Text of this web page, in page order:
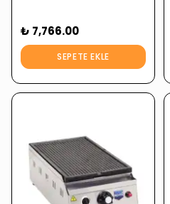
₺ 7,766.00
SEPETE EKLE